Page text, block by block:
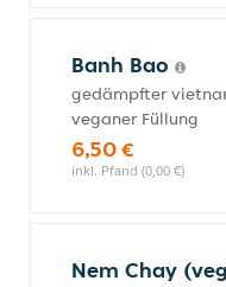
Banh Bao
gedämpfter
veganer Füllung
6,50 €
inkl. Pfand (0,00 €)
Nem Chay